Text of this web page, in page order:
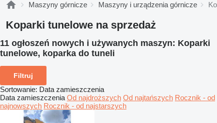
Maszyny górnicze Maszyny i urządzenia górnicze
Koparki tunelowe na sprzedaż
11 ogłoszeń nowych i używanych maszyn: Koparki
tunelowe, koparka do tuneli
Filtruj
Sortowanie: Data zamieszczenia
Data zamieszczenia Od najdroższych Od najtańszych Rocznik - od
najnowszych Rocznik - od najstarszych